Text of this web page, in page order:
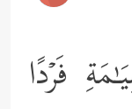
فَرۡدًا